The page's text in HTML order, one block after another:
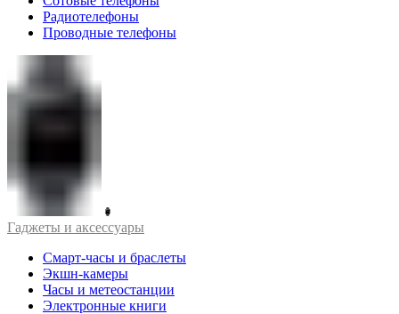
Радиотелефоны
Проводные телефоны
Гаджеты и аксессуары
Смарт-часы и браслеты
Экшн-камеры
Часы и метеостанции
Электронные книги